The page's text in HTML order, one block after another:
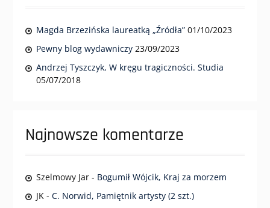
Magda Brzezińska laureatką „Źródła” 01/10/2023
Pewny blog wydawniczy 23/09/2023
Andrzej Tyszczyk, W kręgu tragiczności. Studia
05/07/2018
Najnowsze komentarze
Szelmowy Jar- Bogumił Wójcik, Kraj za morzem
JK- C. Norwid, Pamiętnik artysty (2 szt.)